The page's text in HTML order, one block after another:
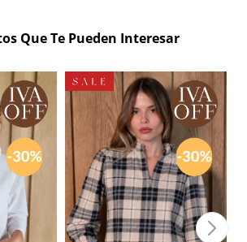
Que Te Pueden Interesar